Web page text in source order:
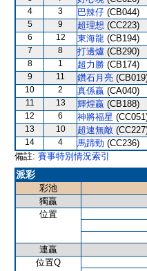
4
3 巴辣仔 (CB044)
5
9 超理想 (CC223)
6
12 東海龍 (CB194)
7
8 打邊爐 (CB290)
8
1 超力勝 (CB174)
9
11 鑽石月亮
10
2 真係贏 (CA040)
11
13 輝煌贏 (CB188)
12
6 神將福星
13
10 超速無敵
14
4 馬蹄勁 (CC236)
備註: 賽事特別情況索引
派彩
彩池
獨贏
位置
連贏
位置Q